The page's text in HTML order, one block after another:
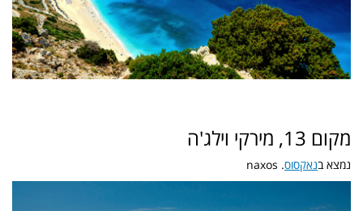
מקום 13, מירקי וילג'ה
נמצא בנאקסוס. naxos